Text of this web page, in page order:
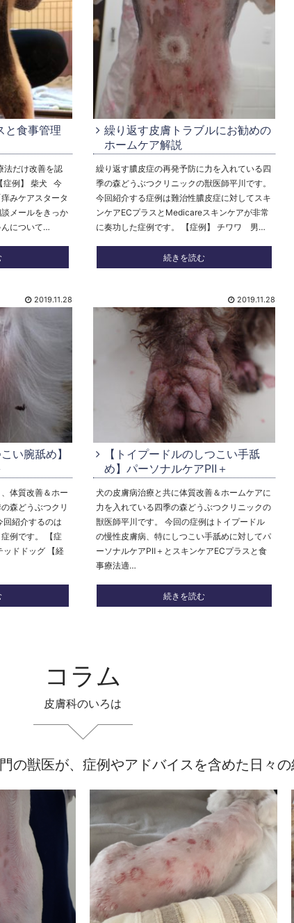
と食事管理
法だけ改善を認
症例】 柴犬 今
みケアスタータ
メールをきっか
んについて…
繰り返す皮膚トラブルにお勧めの
ホームケア解説
繰り返す膿皮症の再発予防に力を入れている四
季の森どうぶつクリニックの獣医師平川です。
今回紹介する症例は難治性膿皮症に対してスキ
ンケアECプラスとMedicareスキンケアが非常
に奏功した症例です。 【症例】 チワワ 男…
続きを読む
2019.11.28
い腕舐め】
体質改善＆ホー
森どうぶつクリ
回紹介するのは
例です。 【症
ッドドッグ 【経
2019.11.28
【トイプードルのしつこい手舐
め】パーソナルケアPⅡ＋
犬の皮膚病治療と共に体質改善＆ホームケアに
力を入れている四季の森どうぶつクリニックの
獣医師平川です。 今回の症例はトイプードル
の慢性皮膚病、特にしつこい手舐めに対してパ
ーソナルケアPⅡ＋とスキンケアECプラスと食
事療法適…
続きを読む
コラム
皮膚科のいろは
の獣医が、症例やアドバイスを含めた日々